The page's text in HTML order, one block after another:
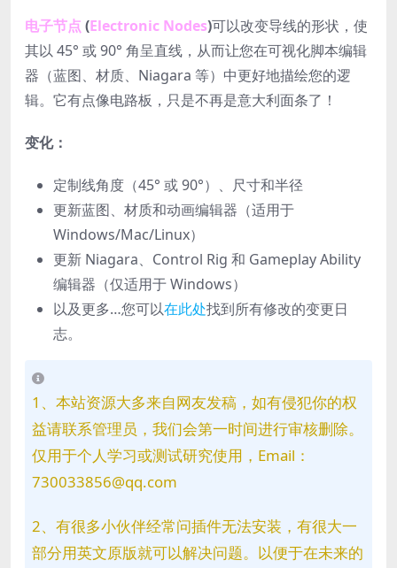
电子节点 (Electronic Nodes)可以改变导线的形状，使
其以 45° 或 90° 角呈直线，从而让您在可视化脚本编辑
器（蓝图、材质、Niagara 等）中更好地描绘您的逻
辑。它有点像电路板，只是不再是意大利面条了！
变化：
定制线角度（45° 或 90°）、尺寸和半径
更新蓝图、材质和动画编辑器（适用于
Windows/Mac/Linux）
更新 Niagara、Control Rig 和 Gameplay Ability
编辑器（仅适用于 Windows）
以及更多…您可以在此处找到所有修改的变更日
志。
1、本站资源大多来自网友发稿，如有侵犯你的权
益请联系管理员，我们会第一时间进行审核删除。
仅用于个人学习或测试研究使用，Email：
730033856@qq.com
2、有很多小伙伴经常问插件无法安装，有很大一
部分用英文原版就可以解决问题。以便于在未来的